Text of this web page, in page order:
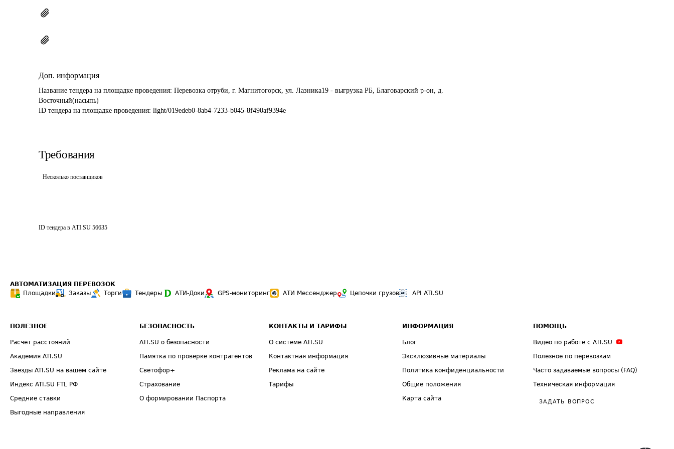
Доп. информация
Название тендера на площадке проведения: Перевозка отруби, г. Магнитогорск, ул. Лазника19 - выгрузка РБ, Благоварский р-он, д.
Восточный(насыпь)
ID тендера на площадке проведения: light/019edeb0-8ab4-7233-b045-8f490af9394e
Требования
Несколько поставщиков
ID тендера в ATI.SU 56635
АВТОМАТИЗАЦИЯ ПЕРЕВОЗОК
Площадки
Заказы Торги Тендеры АТИ-Доки GPS-мониторинг АТИ Мессенджер Цепочки грузов API ATI.SU
ПОЛЕЗНОЕ
Расчет расстояний
Академия ATI.SU
Звезды ATI.SU на вашем сайте
Индекс ATI.SU FTL РФ
Средние ставки
Выгодные направления
БЕЗОПАСНОСТЬ
ATI.SU о безопасности
Памятка по проверке контрагентов
Светофор+
Страхование
О формировании Паспорта
КОНТАКТЫ И ТАРИФЫ
О системе ATI.SU
Контактная информация
Реклама на сайте
Тарифы
ИНФОРМАЦИЯ
Блог
Эксклюзивные материалы
Политика конфиденциальности
Общие положения
Карта сайта
ПОМОЩЬ
Видео по работе с ATI.SU
Полезное по перевозкам
Часто задаваемые вопросы (FAQ)
Техническая информация
ЗАДАТЬ ВОПРОС